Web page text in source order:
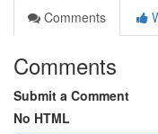
Comments
Comments
Submit a Comment
No HTML